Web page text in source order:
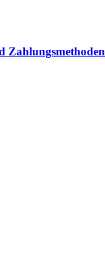
Zahlungsmethoden